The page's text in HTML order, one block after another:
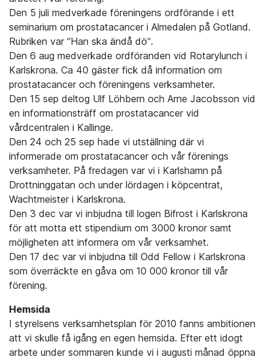
Den 5 juli medverkade föreningens ordförande i ett
seminarium om prostatacancer i Almedalen på Gotland.
Rubriken var ”Han ska ändå dö”.
Den 6 aug medverkade ordföranden vid Rotarylunch i
Karlskrona. Ca 40 gäster fick då information om
prostatacancer och föreningens verksamheter.
Den 15 sep deltog Ulf Löhbern och Arne Jacobsson vid
en informationsträff om prostatacancer vid
vårdcentralen i Kallinge.
Den 24 och 25 sep hade vi utställning där vi
informerade om prostatacancer och vår förenings
verksamheter. På fredagen var vi i Karlshamn på
Drottninggatan och under lördagen i köpcentrat,
Wachtmeister i Karlskrona.
Den 3 dec var vi inbjudna till logen Bifrost i Karlskrona
för att motta ett stipendium om 3000 kronor samt
möjligheten att informera om vår verksamhet.
Den 17 dec var vi inbjudna till Odd Fellow i Karlskrona
som överräckte en gåva om 10 000 kronor till vår
förening.
Hemsida
I styrelsens verksamhetsplan för 2010 fanns ambitionen
att vi skulle få igång en egen hemsida. Efter ett idogt
arbete under sommaren kunde vi i augusti månad öppna